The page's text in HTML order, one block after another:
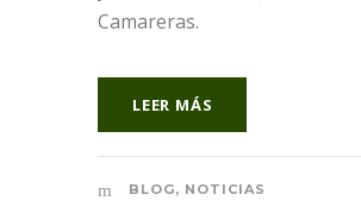
Camareras.
LEER MÁS
BLOG, NOTICIAS